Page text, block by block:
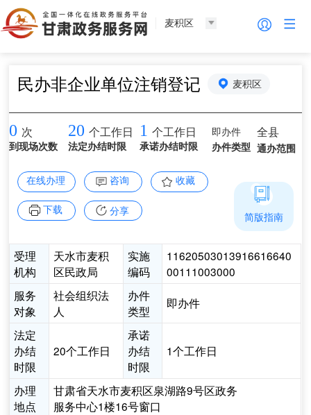
麦积区
民办非企业单位注销登记 麦积区
0 次
到现场次数
20 个工作日
法定办结时限
1 个工作日
承诺办结时限
即办件
办件类型
全县
通办范围
在线办理 咨询 收藏
下载 分享
受理
机构
天水市麦积
区民政局
实施
编码
11620503013916616640
00111003000
服务
对象
社会组织法
人
办件
类型
即办件
法定
办结
时限
20个工作日
承诺
办结
时限
1个工作日
办理
地点
甘肃省天水市麦积区泉湖路9号区政务
服务中心1楼16号窗口
简版指南